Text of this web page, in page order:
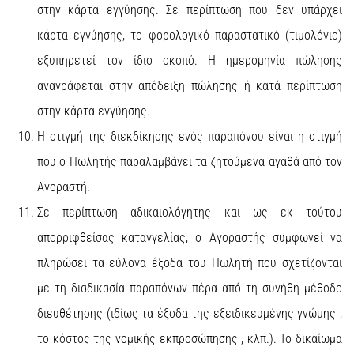
στην κάρτα εγγύησης. Σε περίπτωση που δεν υπάρχει
κάρτα εγγύησης, το φορολογικό παραστατικό (τιμολόγιο)
εξυπηρετεί τον ίδιο σκοπό. Η ημερομηνία πώλησης
αναγράφεται στην απόδειξη πώλησης ή κατά περίπτωση
στην κάρτα εγγύησης.
Η στιγμή της διεκδίκησης ενός παραπόνου είναι η στιγμή
που ο Πωλητής παραλαμβάνει τα ζητούμενα αγαθά από τον
Αγοραστή.
Σε περίπτωση αδικαιολόγητης και ως εκ τούτου
απορριφθείσας καταγγελίας, ο Αγοραστής συμφωνεί να
πληρώσει τα εύλογα έξοδα του Πωλητή που σχετίζονται
με τη διαδικασία παραπόνων πέρα από τη συνήθη μέθοδο
διευθέτησης (ιδίως τα έξοδα της εξειδικευμένης γνώμης ,
το κόστος της νομικής εκπροσώπησης , κλπ.). Το δικαίωμα